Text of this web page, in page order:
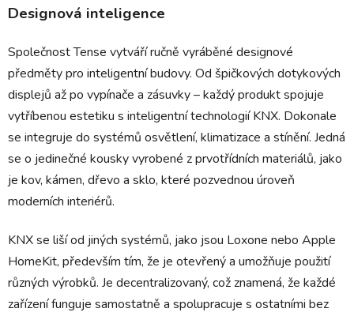
Designová inteligence
Společnost Tense vytváří ručně vyráběné designové
předměty pro inteligentní budovy. Od špičkových dotykových
displejů až po vypínače a zásuvky – každý produkt spojuje
vytříbenou estetiku s inteligentní technologií KNX. Dokonale
se integruje do systémů osvětlení, klimatizace a stínění. Jedná
se o jedinečné kousky vyrobené z prvotřídních materiálů, jako
je kov, kámen, dřevo a sklo, které pozvednou úroveň
moderních interiérů.
KNX se liší od jiných systémů, jako jsou Loxone nebo Apple
HomeKit, především tím, že je otevřený a umožňuje použití
různých výrobků. Je decentralizovaný, což znamená, že každé
zařízení funguje samostatně a spolupracuje s ostatními bez